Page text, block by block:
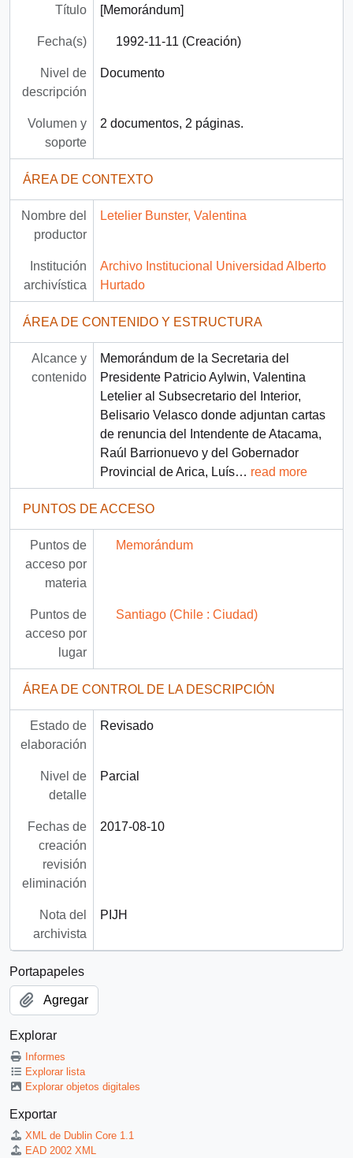
Título [Memorándum]
Fecha(s) 1992-11-11 (Creación)
Nivel de
descripción
Documento
Volumen y
soporte
2 documentos, 2 páginas.
ÁREA DE CONTEXTO
Nombre del
productor
Letelier Bunster, Valentina
Institución
archivística
Archivo Institucional Universidad Alberto
Hurtado
ÁREA DE CONTENIDO Y ESTRUCTURA
Alcance y
contenido
Memorándum de la Secretaria del
Presidente Patricio Aylwin, Valentina
Letelier al Subsecretario del Interior,
Belisario Velasco donde adjuntan cartas
de renuncia del Intendente de Atacama,
Raúl Barrionuevo y del Gobernador
Provincial de Arica, Luís… read more
PUNTOS DE ACCESO
Puntos de
acceso por
materia
Memorándum
Puntos de
acceso por
lugar
Santiago (Chile : Ciudad)
ÁREA DE CONTROL DE LA DESCRIPCIÓN
Estado de
elaboración
Revisado
Nivel de
detalle
Parcial
Fechas de
creación
revisión
eliminación
2017-08-10
Nota del
archivista
PIJH
Portapapeles
Agregar
Explorar
Informes
Explorar lista
Explorar objetos digitales
Exportar
XML de Dublin Core 1.1
EAD 2002 XML